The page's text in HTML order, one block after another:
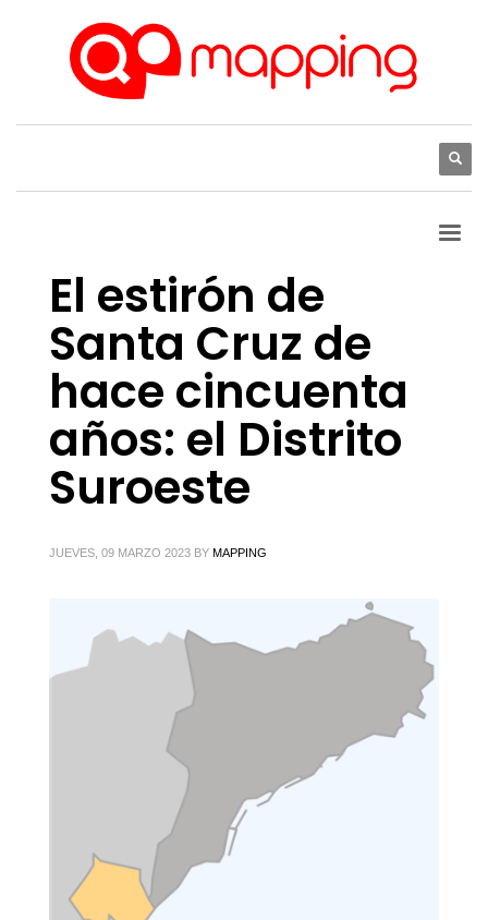
El estirón de
Santa Cruz de
hace cincuenta
años: el Distrito
Suroeste
JUEVES, 09 MARZO 2023 BY MAPPING